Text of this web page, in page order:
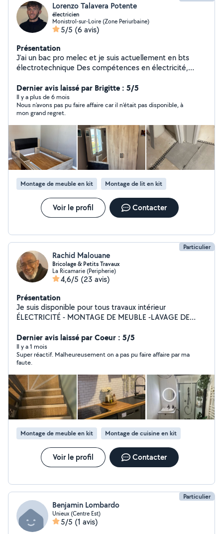
Lorenzo Talavera Potente
électricien
Monistrol-sur-Loire (Zone Periurbaine)
5/5 (6 avis)
Présentation
J'ai un bac pro melec et je suis actuellement en bts
électrotechnique Des compétences en électricité,
Dernier avis laissé par Brigitte : 5/5
Il y a plus de 6 mois
Nous n’avons pas pu faire affaire car il n’était pas disponible, à
mon grand regret.
Montage de meuble en kit Montage de lit en kit
Voir le profil Contacter
Particulier
Rachid Malouane
Bricolage & Petits Travaux
La Ricamarie (Peripherie)
4,6/5 (23 avis)
Présentation
Je suis disponible pour tous travaux intérieur
ÉLECTRICITÉ - MONTAGE DE MEUBLE -LAVAGE DE
,NETTOYAGE DE MATELA
Dernier avis laissé par Coeur : 5/5
Il y a 1 mois
Super réactif. Malheureusement on a pas pu faire affaire par ma
faute.
Montage de meuble en kit Montage de cuisine en kit
Voir le profil Contacter
Particulier
Benjamin Lombardo
Unieux (Centre Est)
5/5 (1 avis)